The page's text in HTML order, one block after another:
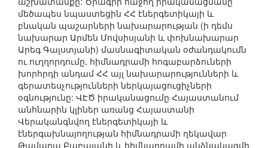
մեծապես նպաստեցին ՀՀ էներգետիկայի և
բնական պաշարների նախարարության (ի դեմս
նախարար Արմեն Մովսիսյանի և փոխնախարար
Արեգ Գալստյանի) մասնագիտական օժանդակումն
ու ուղղորդումը, հիմնադրամի հոգաբարձուների
խորհրդի անդամ ՀՀ այլ նախարարությունների և
գերատեսչությունների ներկայացուցիչների
օգնությունը: ՎԷԾ իրականացումը Հայաստանում
անհնարին կլիներ առանց Հայաստանի
Վերականգնվող էներգետիկայի և
էներգախնայողության հիմնադրամի ղեկավար
Թամարա Բաբայանի և հիմնադրամի անձնակազմի